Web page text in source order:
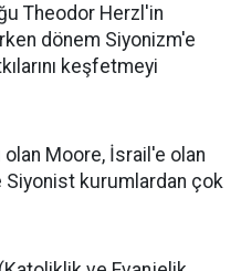
Theodor Herzl'in
dönem Siyonizm'e
keşfetmeyi
Moore, İsrail'e olan
Siyonist kurumlardan çok